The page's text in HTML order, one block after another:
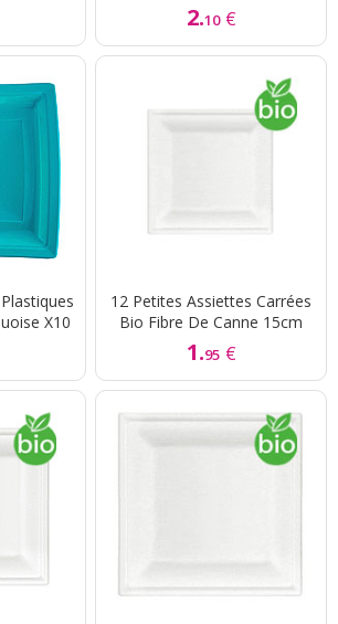
2.10 €
X10
12 Petites Assiettes Carrées
Bio Fibre De Canne 15cm
1.95 €